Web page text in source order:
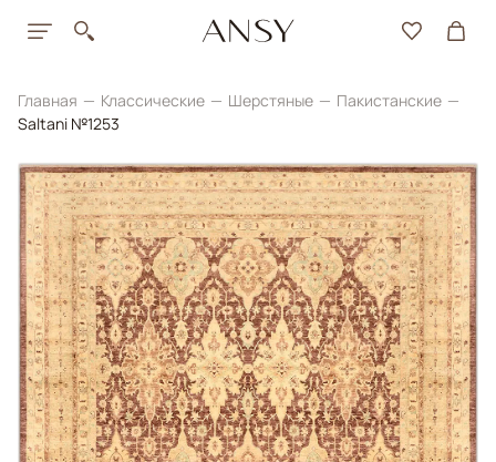
Главная Классические Шерстяные
Пакистанские
Saltani №1253